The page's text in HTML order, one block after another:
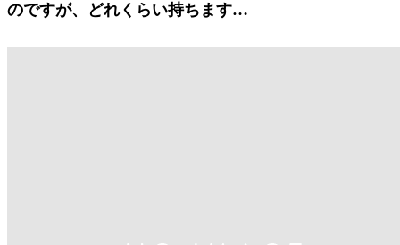
のですが、どれくらい持ちます…